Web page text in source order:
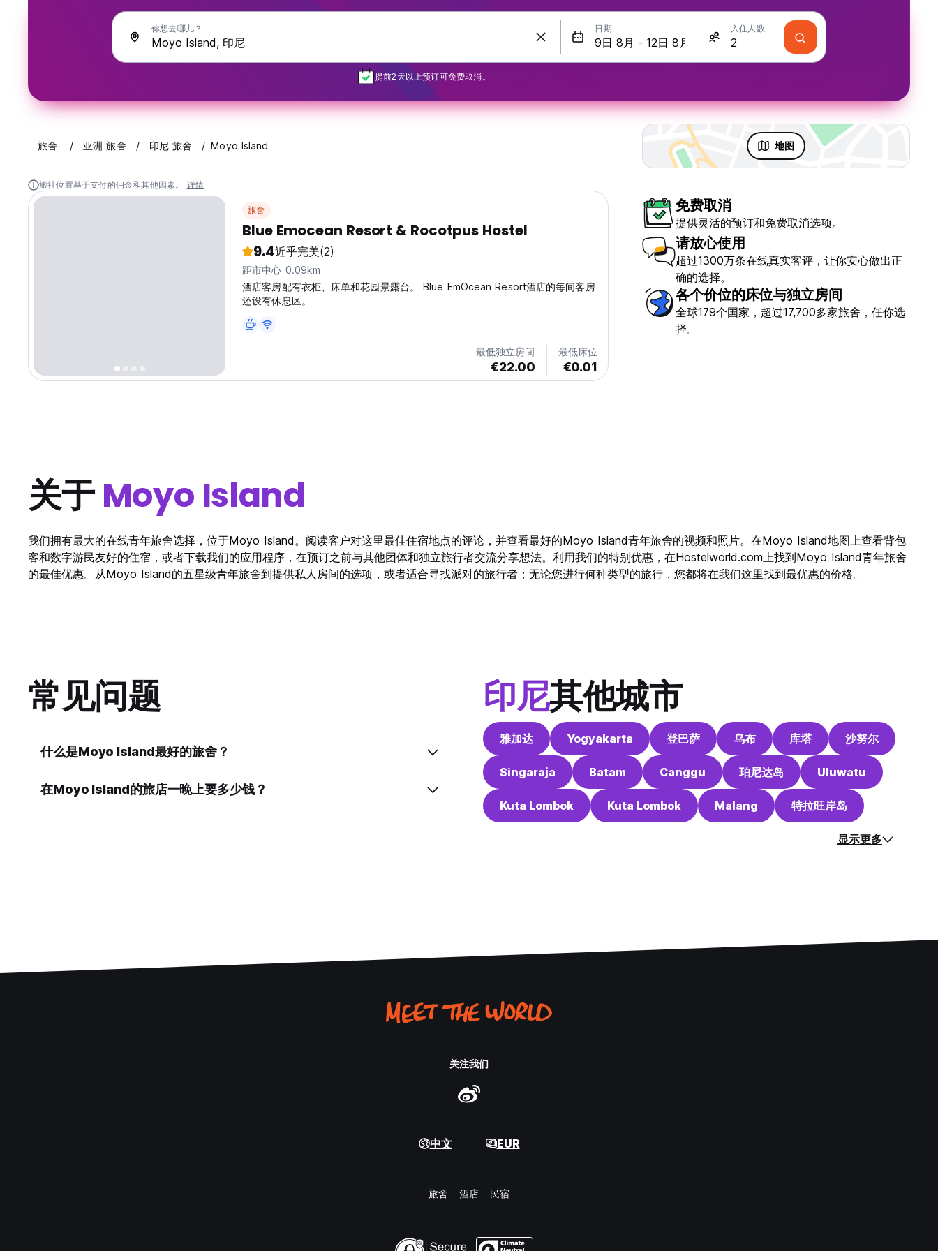
你想去哪儿？ 日期 入住人数
提前2天以上预订可免费取消。
旅舍 亚洲 旅舍 印尼 旅舍 Moyo Island 地图
旅社位置基于支付的佣金和其他因素。 详情
旅舍
Blue Emocean Resort & Rocotpus Hostel
9.4近乎完美(2)
距市中心 0.09km
酒店客房配有衣柜、床单和花园景露台。 Blue EmOcean Resort酒店的每间客房
还设有休息区。
最低独立房间
€22.00
最低床位
€0.01
免费取消
提供灵活的预订和免费取消选项。
请放心使用
超过1300万条在线真实客评，让你安心做出正
确的选择。
各个价位的床位与独立房间
全球179个国家，超过17,700多家旅舍，任你选
择。
关于Moyo Island
我们拥有最大的在线青年旅舍选择，位于Moyo Island。阅读客户对这里最佳住宿地点的评论，并查看最好的Moyo Island青年旅舍的视频和照片。在Moyo Island地图上查看背包
客和数字游民友好的住宿，或者下载我们的应用程序，在预订之前与其他团体和独立旅行者交流分享想法。利用我们的特别优惠，在Hostelworld.com上找到Moyo Island青年旅舍
的最佳优惠。从Moyo Island的五星级青年旅舍到提供私人房间的选项，或者适合寻找派对的旅行者；无论您进行何种类型的旅行，您都将在我们这里找到最优惠的价格。
常见问题
什么是Moyo Island最好的旅舍？
在Moyo Island的旅店一晚上要多少钱？
印尼其他城市
雅加达 Yogyakarta 登巴萨 乌布 库塔 沙努尔
Singaraja Batam Canggu 珀尼达岛 Uluwatu
Kuta Lombok Kuta Lombok Malang 特拉旺岸岛
显示更多
关注我们
中文 EUR
旅舍 酒店 民宿